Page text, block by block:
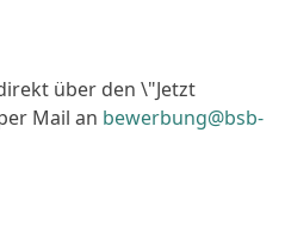
über den \"Jetzt
Mail an bewerbung@bsb-